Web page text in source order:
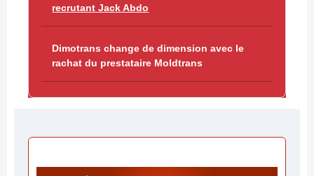
recrutant Jack Abdo
Dimotrans change de dimension avec le
rachat du prestataire Moldtrans